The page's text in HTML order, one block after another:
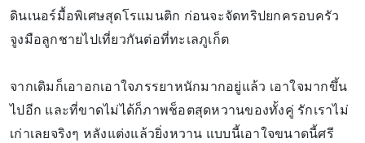
ดินเนอร์มื้อพิเศษสุดโรแมนติก ก่อนจะจัดทริปยกครอบครัว
จูงมือลูกชายไปเที่ยวกันต่อที่ทะเลภูเก็ต
จากเดิมก็เอาอกเอาใจภรรยาหนักมากอยู่แล้ว เอาใจมากขึ้น
ไปอีก และที่ขาดไม่ได้ก็ภาพช็อตสุดหวานของทั้งคู่ รักเราไม่
เก่าเลยจริงๆ หลังแต่งแล้วยิ่งหวาน แบบนี้เอาใจขนาดนี้ศรี